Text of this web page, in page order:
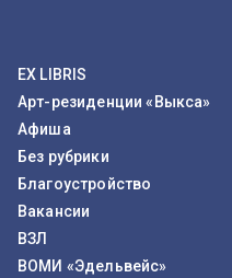
EX LIBRIS
Арт-резиденции «Выкса»
Афиша
Без рубрики
Благоустройство
Вакансии
ВЗЛ
ВОМИ «Эдельвейс»